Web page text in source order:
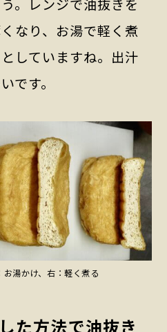
。レンジで油抜きを
なり、お湯で軽く煮
していますね。出汁
です。
湯かけ、右：軽く煮る
た方法で油抜き